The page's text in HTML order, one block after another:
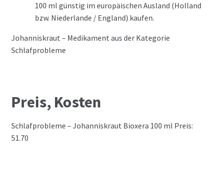
100 ml günstig im europäischen Ausland (Holland
bzw. Niederlande / England) kaufen.
Johanniskraut – Medikament aus der Kategorie
Schlafprobleme
Preis, Kosten
Schlafprobleme – Johanniskraut Bioxera 100 ml Preis:
51.70